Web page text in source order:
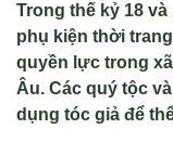
Trong thế kỷ 18
phụ kiện thời
quyền lực trong
Âu. Các quý tộc
dụng tóc giả để